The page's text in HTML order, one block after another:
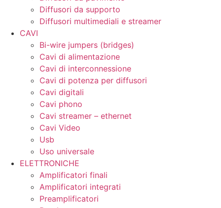
Diffusori da supporto
Diffusori multimediali e streamer
CAVI
Bi-wire jumpers (bridges)
Cavi di alimentazione
Cavi di interconnessione
Cavi di potenza per diffusori
Cavi digitali
Cavi phono
Cavi streamer – ethernet
Cavi Video
Usb
Uso universale
ELETTRONICHE
Amplificatori finali
Amplificatori integrati
Preamplificatori